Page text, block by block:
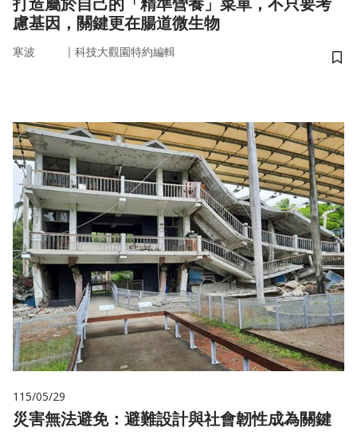
打造屬於自己的「精準營養」菜單，不只要考
慮基因，關鍵更在腸道微生物
寒波 ｜ 科技大觀園特約編輯
儲
115/05/29
災害無法避免：避難設計與社會韌性成為關鍵